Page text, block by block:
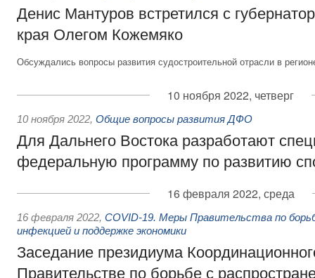
Денис Мантуров встретился с
края Олегом Кожемяко
Обсуждались вопросы развития судостроительной отрасли в
10 ноября 2022, четверг
10 ноября 2022, Общие вопросы развития ДФО
Для Дальнего Востока разработают
федеральную программу по развитию
16 февраля 2022, среда
16 февраля 2022, COVID-19. Меры Правительства по
инфекцией и поддержке экономики
Заседание президиума
Правительстве по борьбе с